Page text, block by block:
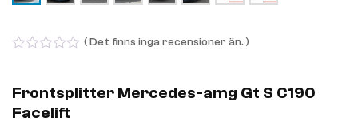
of
5
( Det finns inga recensioner än. )
Frontsplitter Mercedes-amg Gt S C190
Facelift